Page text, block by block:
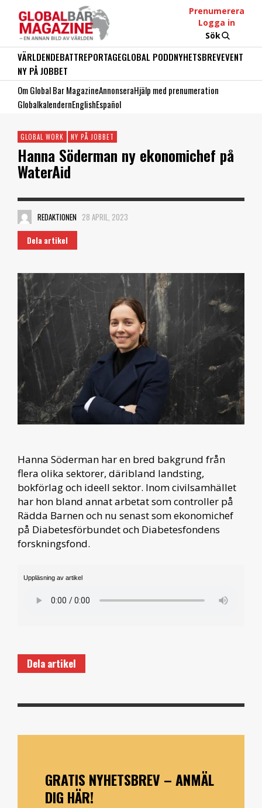
Prenumerera
Logga in
Sök
VÄRLDENDEBATTREPORTAGEGLOBAL PODDNYHETSBREVEVENT
NY PÅ JOBBET
Om Global Bar MagazineAnnonseraHjälp med prenumeration
GlobalkalendernEnglishEspañol
GLOBAL WORK NY PÅ JOBBET
Hanna Söderman ny ekonomichef på
WaterAid
REDAKTIONEN 28 APRIL, 2023
Dela artikel
Hanna Söderman har en bred bakgrund från
flera olika sektorer, däribland landsting,
bokförlag och ideell sektor. Inom civilsamhället
har hon bland annat arbetat som controller på
Rädda Barnen och nu senast som ekonomichef
på Diabetesförbundet och Diabetesfondens
forskningsfond.
Uppläsning av artikel
Dela artikel
GRATIS NYHETSBREV – ANMÄL
DIG HÄR!